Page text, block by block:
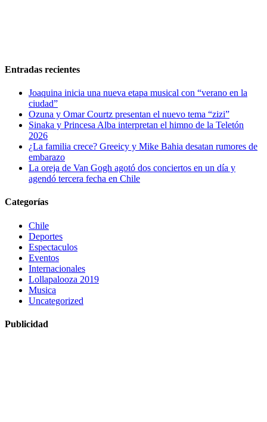
Entradas recientes
Joaquina inicia una nueva etapa musical con “verano en la
ciudad”
Ozuna y Omar Courtz presentan el nuevo tema “zizi”
Sinaka y Princesa Alba interpretan el himno de la Teletón
2026
¿La familia crece? Greeicy y Mike Bahia desatan rumores de
embarazo
La oreja de Van Gogh agotó dos conciertos en un día y
agendó tercera fecha en Chile
Categorías
Chile
Deportes
Espectaculos
Eventos
Internacionales
Lollapalooza 2019
Musica
Uncategorized
Publicidad